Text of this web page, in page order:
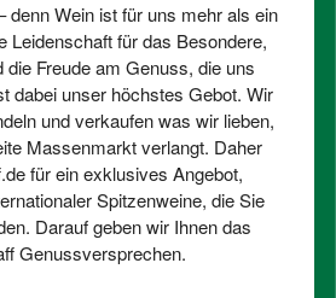
denn Wein ist für uns mehr als ein
Leidenschaft für das Besondere,
die Freude am Genuss, die uns
dabei unser höchstes Gebot. Wir
und verkaufen was wir lieben,
Massenmarkt verlangt. Daher
für ein exklusives Angebot,
Spitzenweine, die Sie
Darauf geben wir Ihnen das
Genussversprechen.